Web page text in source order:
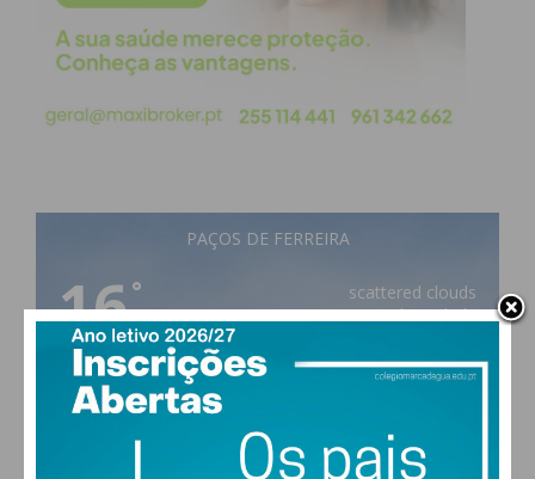
PAÇOS DE FERREIRA
16°
scattered clouds
92% humidade
MAX 16 • MIN 16
28° 29